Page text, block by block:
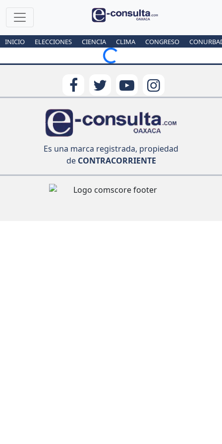
INICIO ELECCIONES CIENCIA CLIMA CONGRESO
Loading...
Es una marca registrada, propiedad
deCONTRACORRIENTE